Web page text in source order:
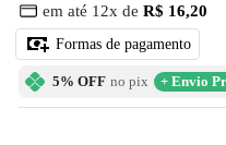
promocional
normal
em até 12x de R$ 16,20
Formas de pagamento
5% OFF no pix + Envio